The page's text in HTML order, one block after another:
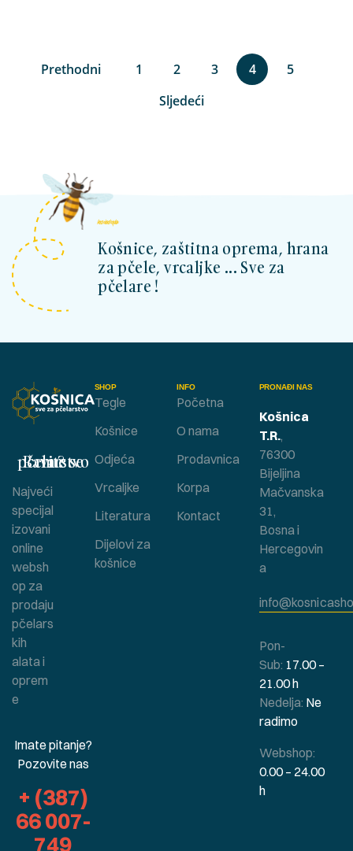
Prethodni 1 2 3 4
5
Sljedeći
kosnicashop.ba
Košnice, zaštitna oprema, hrana
za pčele, vrcaljke ... Sve za
pčelare !
SHOP
Tegle
Košnice
Odjeća
Vrcaljke
Literatura
Dijelovi za
košnice
INFO
Početna
O nama
Prodavnica
Korpa
Kontact
Bavite se pčelarstvom ?
Najveći
specijal
izovani
online
websh
op za
prodaju
pčelars
kih
alata i
oprem
e
Imate pitanje?
Pozovite nas
+ (387)
66 007-
749
PRONAĐI NAS
Košnica
T.R.,
76300
Bijeljina
Mačvanska
31,
Bosna i
Hercegovin
a
Pon-
Sub: 17.00 –
21.00 h
Nedelja: Ne
radimo
Webshop:
0.00 – 24.00
h